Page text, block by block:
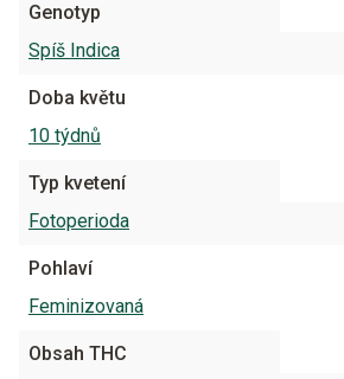
Genotyp
Spíš Indica
Doba květu
10 týdnů
Typ kvetení
Fotoperioda
Pohlaví
Feminizovaná
Obsah THC